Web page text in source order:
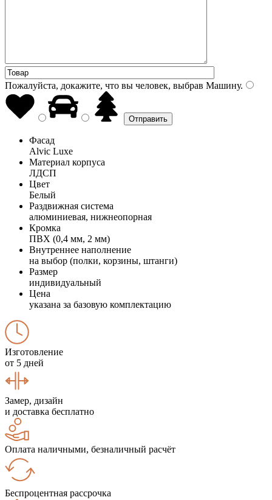
Пожалуйста, докажите, что вы человек, выбрав Машину.
Фасад
Alvic Luxe
Материал корпуса
ЛДСП
Цвет
Белый
Раздвижная система
алюминиевая, нижнеопорная
Кромка
ПВХ (0,4 мм, 2 мм)
Внутреннее наполнение
на выбор (полки, корзины, штанги)
Размер
индивидуальный
Цена
указана за базовую комплектацию
Изготовление
от 5 дней
Замер, дизайн
и доставка бесплатно
Оплата наличными, безналичный расчёт
Беспроцентная рассрочка